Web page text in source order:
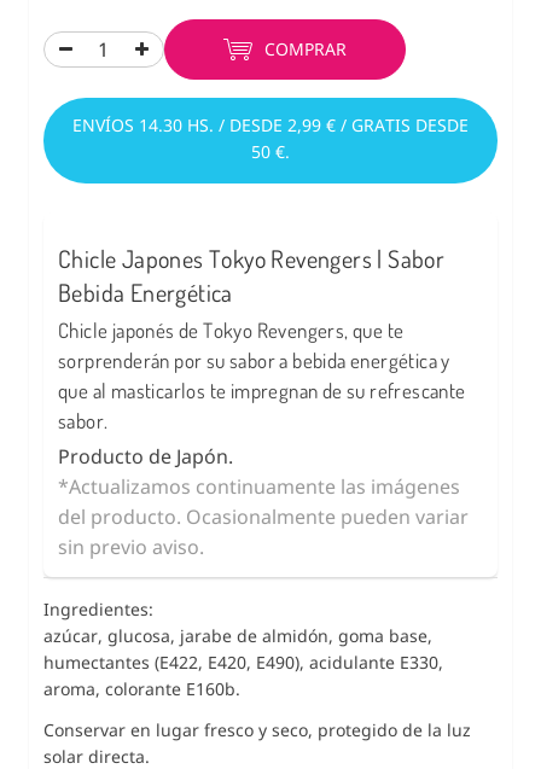
COMPRAR
ENVÍOS 14.30 HS. / DESDE 2,99 € / GRATIS DESDE
50 €.
Chicle Japones Tokyo Revengers | Sabor
Bebida Energética
Chicle japonés de Tokyo Revengers, que te
sorprenderán por su sabor a bebida energética y
que al masticarlos te impregnan de su refrescante
sabor.
Producto de Japón.
*Actualizamos continuamente las imágenes
del producto. Ocasionalmente pueden variar
sin previo aviso.
Ingredientes:
azúcar, glucosa, jarabe de almidón, goma base,
humectantes (E422, E420, E490), acidulante E330,
aroma, colorante E160b.
Conservar en lugar fresco y seco, protegido de la luz
solar directa.